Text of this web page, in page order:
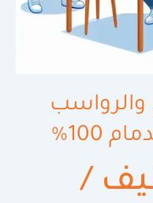
والرواسب
/